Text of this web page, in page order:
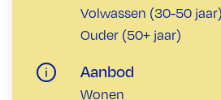
Volwassen (30-50 jaar)
Ouder (50+ jaar)
Aanbod
Wonen